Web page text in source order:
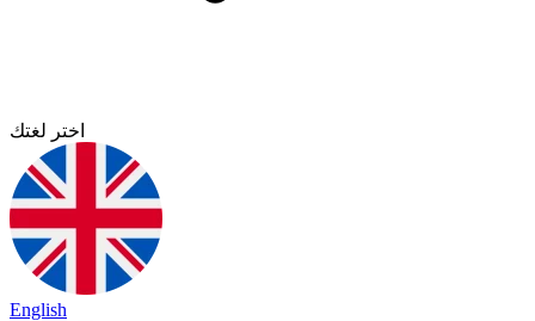
اختر لغتك
English